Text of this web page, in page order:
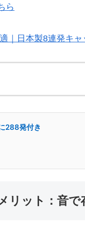
ら
｜日本製8連発キャ
288発付き
リット：音